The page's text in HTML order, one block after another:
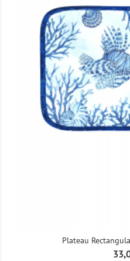
Plateau
Prix